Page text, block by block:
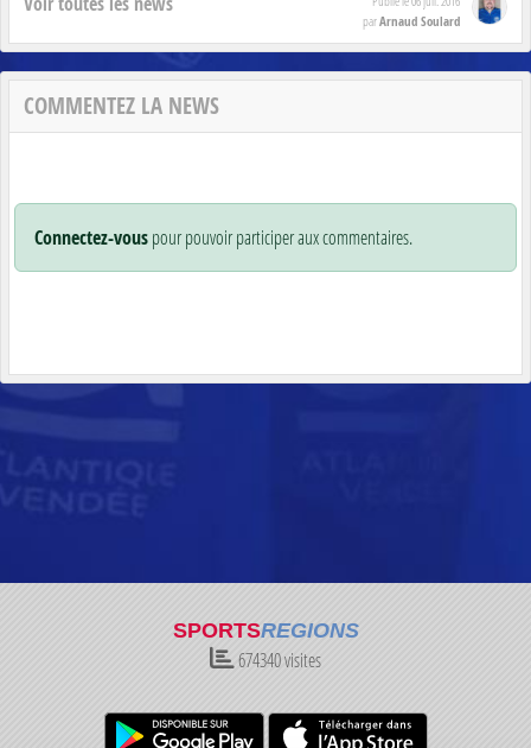
parArnaud Soulard
COMMENTEZ LA NEWS
Connectez-vouspour pouvoir participer aux commentaires.
SPORTSREGIONS
674340visites